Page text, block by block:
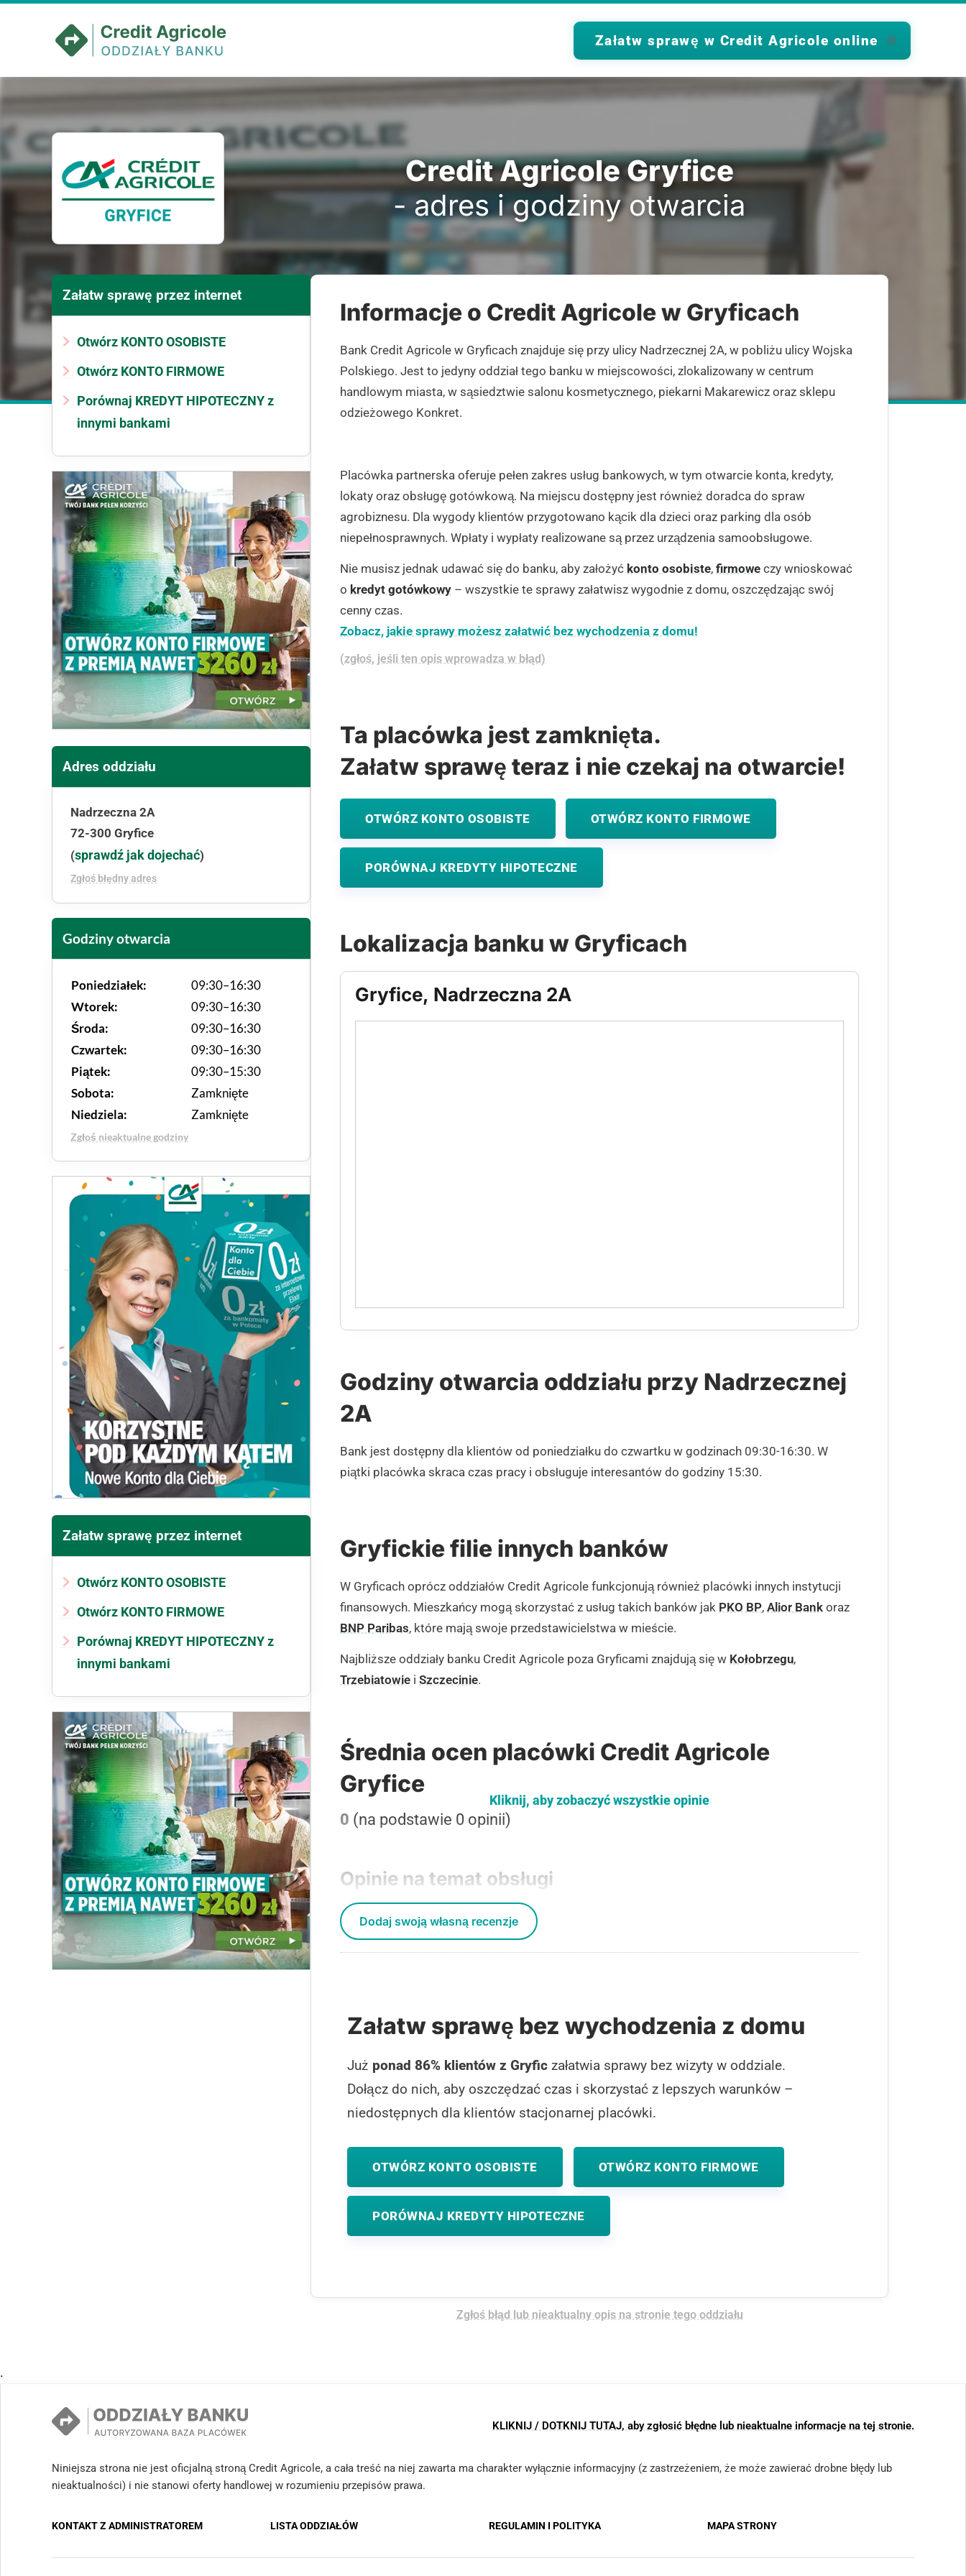
Załatw sprawę w Credit Agricole online
Credit Agricole Gryfice
- adres i godziny otwarcia
Załatw sprawę przez internet
Otwórz KONTO OSOBISTE
Otwórz KONTO FIRMOWE
Porównaj KREDYT HIPOTECZNY z
innymi bankami
Adres oddziału
Nadrzeczna 2A
72-300 Gryfice
(sprawdź jak dojechać)
Zgłoś błędny adres
Godziny otwarcia
Poniedziałek:
09:30–16:30
Wtorek:
09:30–16:30
Środa:
09:30–16:30
Czwartek:
09:30–16:30
Piątek:
09:30–15:30
Sobota:
Zamknięte
Niedziela:
Zamknięte
Zgłoś nieaktualne godziny
Załatw sprawę przez internet
Otwórz KONTO OSOBISTE
Otwórz KONTO FIRMOWE
Porównaj KREDYT HIPOTECZNY z
innymi bankami
Informacje o Credit Agricole w Gryficach
Bank Credit Agricole w Gryficach znajduje się przy ulicy Nadrzecznej 2A, w pobliżu ulicy Wojska
Polskiego. Jest to jedyny oddział tego banku w miejscowości, zlokalizowany w centrum
handlowym miasta, w sąsiedztwie salonu kosmetycznego, piekarni Makarewicz oraz sklepu
odzieżowego Konkret.
Placówka partnerska oferuje pełen zakres usług bankowych, w tym otwarcie konta, kredyty,
lokaty oraz obsługę gotówkową. Na miejscu dostępny jest również doradca do spraw
agrobiznesu. Dla wygody klientów przygotowano kącik dla dzieci oraz parking dla osób
niepełnosprawnych. Wpłaty i wypłaty realizowane są przez urządzenia samoobsługowe.
Nie musisz jednak udawać się do banku, aby założyć konto osobiste, firmowe czy wnioskować
o kredyt gotówkowy – wszystkie te sprawy załatwisz wygodnie z domu, oszczędzając swój
cenny czas.
Zobacz, jakie sprawy możesz załatwić bez wychodzenia z domu!
(zgłoś, jeśli ten opis wprowadza w błąd)
Ta placówka jest zamknięta.
Załatw sprawę teraz i nie czekaj na otwarcie!
OTWÓRZ KONTO OSOBISTE OTWÓRZ KONTO FIRMOWE
PORÓWNAJ KREDYTY HIPOTECZNE
Lokalizacja banku w Gryficach
Gryfice, Nadrzeczna 2A
Godziny otwarcia oddziału przy Nadrzecznej
2A
Bank jest dostępny dla klientów od poniedziałku do czwartku w godzinach 09:30-16:30. W
piątki placówka skraca czas pracy i obsługuje interesantów do godziny 15:30.
Gryfickie filie innych banków
W Gryficach oprócz oddziałów Credit Agricole funkcjonują również placówki innych instytucji
finansowych. Mieszkańcy mogą skorzystać z usług takich banków jak PKO BP, Alior Bank oraz
BNP Paribas, które mają swoje przedstawicielstwa w mieście.
Najbliższe oddziały banku Credit Agricole poza Gryficami znajdują się w Kołobrzegu,
Trzebiatowie i Szczecinie.
Średnia ocen placówki Credit Agricole
Gryfice
0 (na podstawie 0 opinii)
Opinie na temat obsługi
Kliknij, aby zobaczyć wszystkie opinie
Dodaj swoją własną recenzje
Załatw sprawę bez wychodzenia z domu
Już ponad 86% klientów z Gryfic załatwia sprawy bez wizyty w oddziale.
Dołącz do nich, aby oszczędzać czas i skorzystać z lepszych warunków –
niedostępnych dla klientów stacjonarnej placówki.
OTWÓRZ KONTO OSOBISTE OTWÓRZ KONTO FIRMOWE
PORÓWNAJ KREDYTY HIPOTECZNE
Zgłoś błąd lub nieaktualny opis na stronie tego oddziału
.
KLIKNIJ / DOTKNIJ TUTAJ, aby zgłosić błędne lub nieaktualne informacje na tej stronie.
Niniejsza strona nie jest oficjalną stroną Credit Agricole, a cała treść na niej zawarta ma charakter wyłącznie informacyjny (z zastrzeżeniem, że może zawierać drobne błędy lub
nieaktualności) i nie stanowi oferty handlowej w rozumieniu przepisów prawa.
KONTAKT Z ADMINISTRATOREM LISTA ODDZIAŁÓW REGULAMIN I POLITYKA MAPA STRONY